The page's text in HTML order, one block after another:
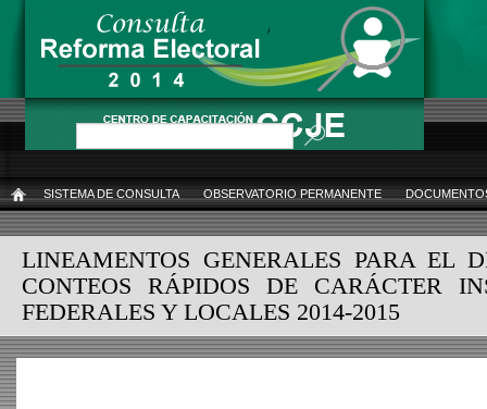
contenido
SISTEMA DE CONSULTA OBSERVATORIO PERMANENTE
LINEAMENTOS GENERALES PARA EL
CONTEOS RÁPIDOS DE CARÁCTER
FEDERALES Y LOCALES 2014-2015